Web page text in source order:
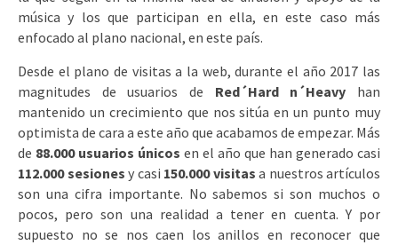
música y los que participan en ella, en este caso más
enfocado al plano nacional, en este país.
Desde el plano de visitas a la web, durante el año 2017 las
magnitudes de usuarios de Red´Hard n´Heavy han
mantenido un crecimiento que nos sitúa en un punto muy
optimista de cara a este año que acabamos de empezar. Más
de 88.000 usuarios únicos en el año que han generado casi
112.000 sesiones y casi 150.000 visitas a nuestros artículos
son una cifra importante. No sabemos si son muchos o
pocos, pero son una realidad a tener en cuenta. Y por
supuesto no se nos caen los anillos en reconocer que